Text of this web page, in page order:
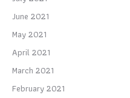
June 2021
May 2021
April 2021
March 2021
February 2021